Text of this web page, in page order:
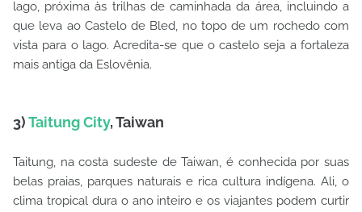
lago, próxima às trilhas de caminhada da área, incluindo a
que leva ao Castelo de Bled, no topo de um rochedo com
vista para o lago. Acredita-se que o castelo seja a fortaleza
mais antiga da Eslovênia.
3)Taitung City, Taiwan
Taitung, na costa sudeste de Taiwan, é conhecida por suas
belas praias, parques naturais e rica cultura indígena. Ali, o
clima tropical dura o ano inteiro e os viajantes podem curtir